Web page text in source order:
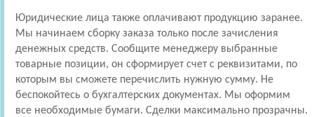
Юридические лица также оплачивают продукцию заранее.
Мы начинаем сборку заказа только после зачисления
денежных средств. Сообщите менеджеру выбранные
товарные позиции, он сформирует счет с реквизитами, по
которым вы сможете перечислить нужную сумму. Не
беспокойтесь о бухгалтерских документах. Мы оформим
все необходимые бумаги. Сделки максимально прозрачны.